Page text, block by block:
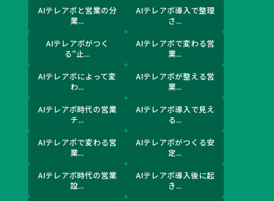
AIテレアポと営業の分
業...
AIテレアポ導入で整理
さ...
AIテレアポがつく
る“止...
AIテレアポで変わる営
業...
AIテレアポによって変
わ...
AIテレアポが整える営
業...
AIテレアポ時代の営業
チ...
AIテレアポ導入で見え
る...
AIテレアポで変わる営
業...
AIテレアポがつくる安
定...
AIテレアポ時代の営業
設...
AIテレアポ導入後に起
き...